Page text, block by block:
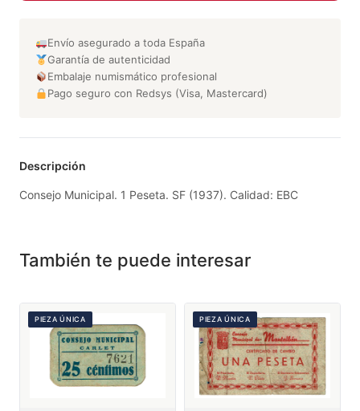
Envío asegurado a toda España
Garantía de autenticidad
Embalaje numismático profesional
Pago seguro con Redsys (Visa, Mastercard)
Descripción
Consejo Municipal. 1 Peseta. SF (1937). Calidad: EBC
También te puede interesar
PIEZA ÚNICA PIEZA ÚNICA